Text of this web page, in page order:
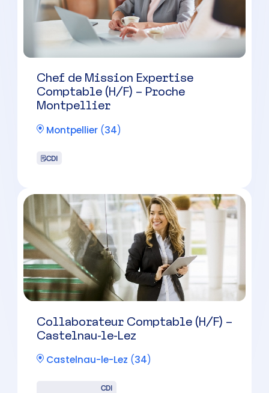
Chef de Mission Expertise
Comptable (H/F) – Proche
Montpellier(34)
CDI
Collaborateur Comptable (H/F) –
Castelnau-le-Lez
CDI